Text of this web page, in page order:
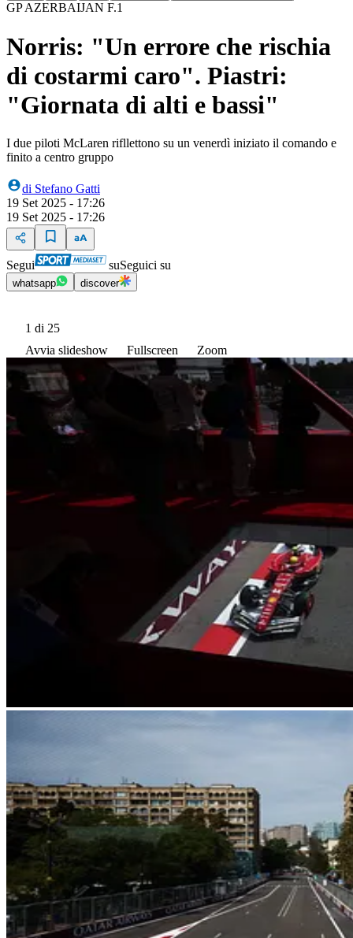
GP AZERBAIJAN F.1
Norris: "Un errore che rischia
di costarmi caro". Piastri:
"Giornata di alti e bassi"
I due piloti McLaren rifllettono su un venerdì iniziato il comando e
finito a centro gruppo
di Stefano Gatti
19 Set 2025 - 17:26
19 Set 2025 - 17:26
Segui suSeguici su
whatsapp discover
1 di 25
Avvia slideshow
Fullscreen Zoom